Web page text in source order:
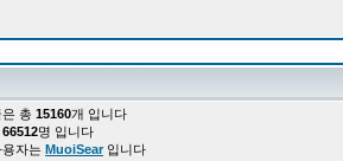
총 15160개 입니다
66512명 입니다
용자는 MuoiSear입니다